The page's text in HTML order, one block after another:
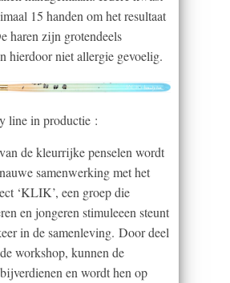
15 handen om het resultaat
haren zijn grotendeels
hierdoor niet allergie gevoelig.
line in productie :
de kleurrijke penselen wordt
samenwerking met het
‘KLIK’, een groep die
en jongeren stimuleeen steunt
in de samenleving. Door deel
workshop, kunnen de
en wordt hen op